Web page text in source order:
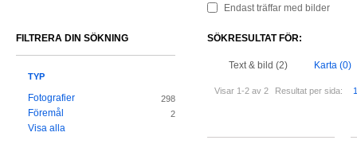
Endast träffar med bilder
SÖKRESULTAT FÖR:
Text & bild (2) Karta (0)
Visar 1-2 av 2 Resultat per sida:
FILTRERA DIN SÖKNING
TYP
Fotografier 298
Föremål 2
Visa alla